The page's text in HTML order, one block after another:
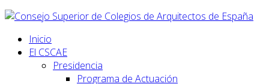
Inicio
El CSCAE
Presidencia
Programa de Actuación